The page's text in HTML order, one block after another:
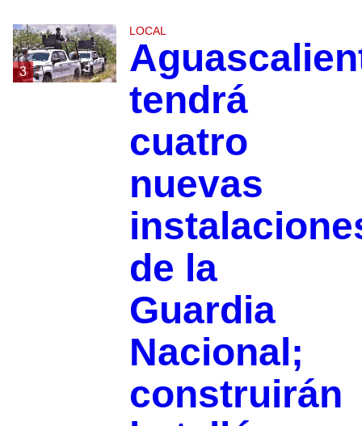
3
LOCAL
tendrá
cuatro
nuevas
de la
Guardia
Nacional;
construirán